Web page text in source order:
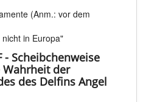
(Anm.: vor dem
in Europa"
- Scheibchenweise
der
des Delfins Angel